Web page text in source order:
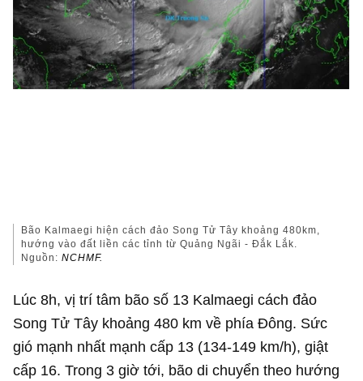
Bão Kalmaegi hiện cách đảo Song Tử Tây khoảng 480km,
hướng vào đất liền các tỉnh từ Quảng Ngãi - Đắk Lắk.
Nguồn:NCHMF.
Lúc 8h, vị trí tâm bão số 13 Kalmaegi cách đảo
Song Tử Tây khoảng 480 km về phía Đông. Sức
gió mạnh nhất mạnh cấp 13 (134-149 km/h), giật
cấp 16. Trong 3 giờ tới, bão di chuyển theo hướng